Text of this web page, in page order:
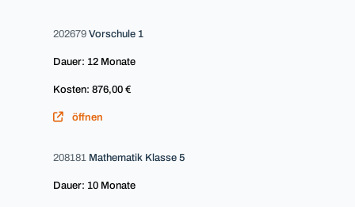
202679 Vorschule 1
Dauer: 12 Monate
Kosten: 876,00 €
öffnen
208181 Mathematik Klasse 5
Dauer: 10 Monate